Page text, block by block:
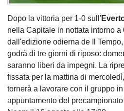
Dopo la vittoria per 1-0 sull'
nella Capitale in nottata intorno a
dall'edizione odierna de Il
godrà di tre giorni di riposo:
saranno liberi da impegni. La
fissata per la mattina di
tornerà a lavorare con il gruppo
appuntamento del